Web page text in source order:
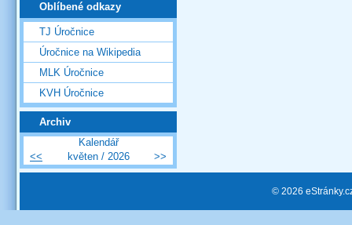
Oblíbené odkazy
TJ Úročnice
Úročnice na Wikipedia
MLK Úročnice
KVH Úročnice
Archiv
Kalendář
<<
květen / 2026 >>
© 2026